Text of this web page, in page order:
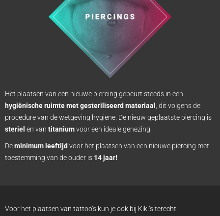
Het plaatsen van een nieuwe piercing gebeurt steeds in een
hygiënische ruimte met gesteriliseerd materiaal
, dit volgens de
procedure van de wetgeving hygiëne. De nieuw geplaatste piercing is
steriel en van titaniumvoor een ideale genezing.
Deminimum leeftijd voor het plaatsen van een nieuwe piercing met
toestemming van de ouder is 14 jaar!
Voor het plaatsen van tattoo’s kun je ook bij Kiki’s terecht.